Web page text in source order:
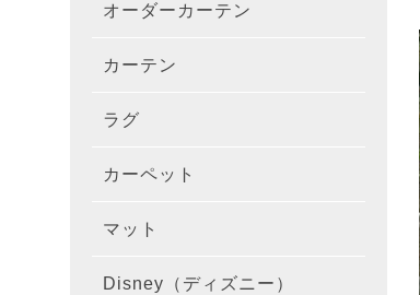
オーダーカーテン
カーテン
ラグ
カーペット
マット
Disney（ディズニー）